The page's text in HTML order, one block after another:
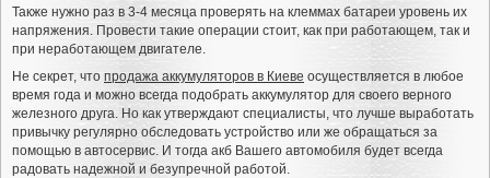
Также нужно раз в 3-4 месяца проверять на клеммах батареи уровень их
напряжения. Провести такие операции стоит, как при работающем, так и
при неработающем двигателе.
Не секрет, что продажа аккумуляторов в Киеве осуществляется в любое
время года и можно всегда подобрать аккумулятор для своего верного
железного друга. Но как утверждают специалисты, что лучше выработать
привычку регулярно обследовать устройство или же обращаться за
помощью в автосервис. И тогда акб Вашего автомобиля будет всегда
радовать надежной и безупречной работой.